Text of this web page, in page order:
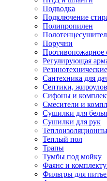
Подводка
Подключение
Полипропилен
Поручни
Противопожарное
Регулирующая
Сантехника для
Септики,
Сифоны и
Смесители и
Сушилки для белья
Сушилки для рук
Теплый пол
Трапы
Тумбы под мойку
Фаянс и
Фильтры для